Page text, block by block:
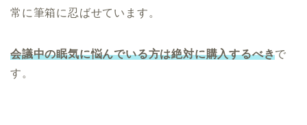
常に筆箱に忍ばせています。
会議中の眠気に悩んでいる方は絶対に購入するべきで
す。